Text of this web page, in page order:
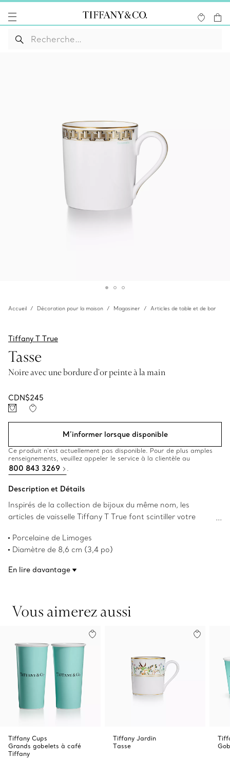
Accueil Décoration pour la maison Magasiner Articles de table et de bar
Tiffany T True
Tasse
Noire avec une bordure d’or peinte à la main
CDN$245
M’informer lorsque disponible
Ce produit n’est actuellement pas disponible. Pour de plus amples
renseignements, veuillez appeler le service à la clientèle au
800 843 3269 .
Description et Détails
Inspirés de la collection de bijoux du même nom, les
articles de vaisselle Tiffany T True font scintiller votre
interprétation géométrique du motif de Tiffany T True
orne cette tasse avec une bordure d’or peinte à la main.
couleurs différentes pour un décor de table des plus
Porcelaine de Limoges
Diamètre de 8,6 cm (3,4 po)
Ne convient pas au micro-ondes
Numéro de produit:73475155
En lire davantage
Vous aimerez aussi
Tiffany Cups
Grands gobelets à café
Tiffany
Tiffany Jardin
Tasse